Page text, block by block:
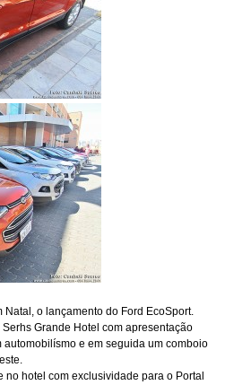
o lançamento do Ford EcoSport.
Grande Hotel com apresentação
e em seguida um comboio
no hotel com exclusividade para o Portal